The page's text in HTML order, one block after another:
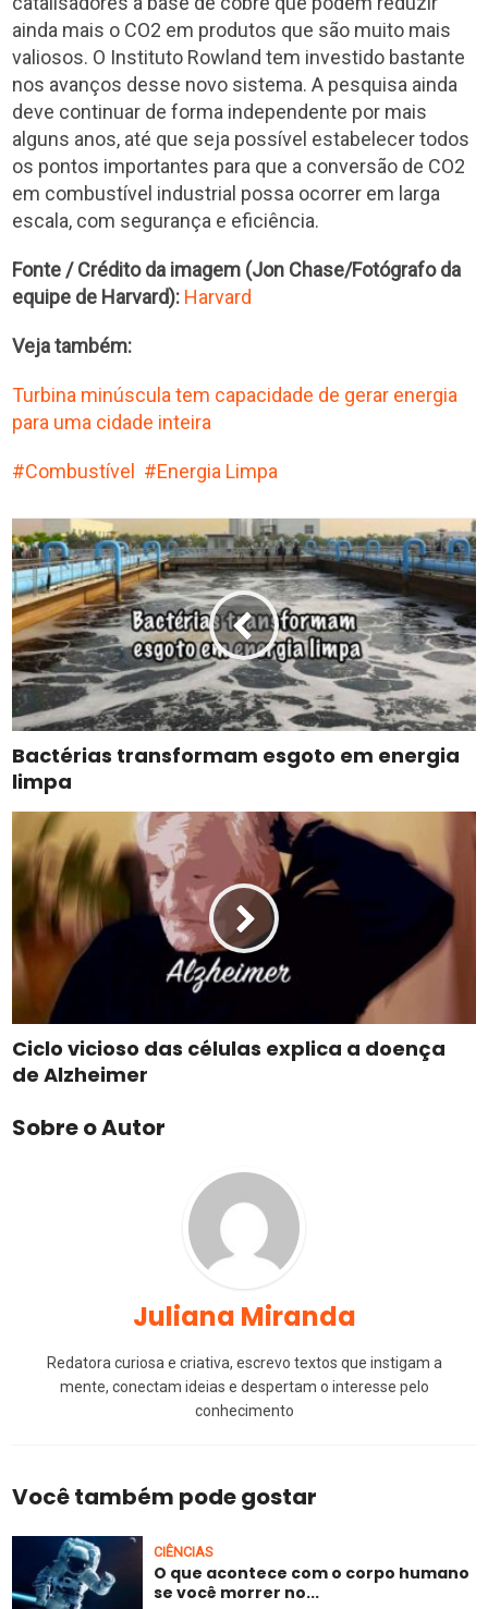
ainda mais o CO2 em produtos que são muito mais
valiosos. O Instituto Rowland tem investido bastante
nos avanços desse novo sistema. A pesquisa ainda
deve continuar de forma independente por mais
alguns anos, até que seja possível estabelecer todos
os pontos importantes para que a conversão de CO2
em combustível industrial possa ocorrer em larga
escala, com segurança e eficiência.
Fonte / Crédito da imagem (Jon Chase/Fotógrafo da
equipe de Harvard): Harvard
Veja também:
Turbina minúscula tem capacidade de gerar energia
para uma cidade inteira
Combustível Energia Limpa
Bactérias transformam esgoto em energia
limpa
Ciclo vicioso das células explica a doença
de Alzheimer
Sobre o Autor
Juliana Miranda
Redatora curiosa e criativa, escrevo textos que instigam a
mente, conectam ideias e despertam o interesse pelo
conhecimento
Você também pode gostar
CIÊNCIAS
O que acontece com o corpo humano
se você morrer no...